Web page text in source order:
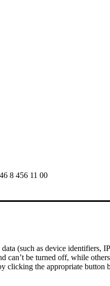
8 456 11 00
(such as device identifiers,
can’t be turned off, while
the appropriate button